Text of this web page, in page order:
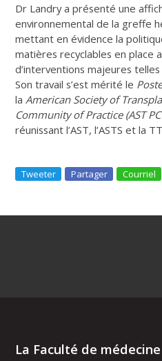
Dr Landry a présenté une
environnemental de la greffe
mettant en évidence la
matières recyclables en place
d’interventions majeures
Son travail s’est mérité le
la American Society of
Community of Practice (AST
réunissant l’AST, l’ASTS et la
Tweeter Partager Courriel
La Faculté de médecine